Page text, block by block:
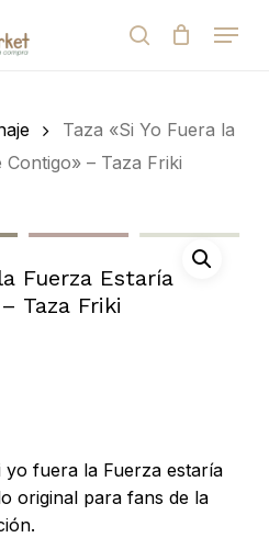
search
Menu
Taza «Si Yo Fuera la
– Taza Friki
Fuerza Estaría
Taza Friki
yo fuera la Fuerza estaría
original para fans de la